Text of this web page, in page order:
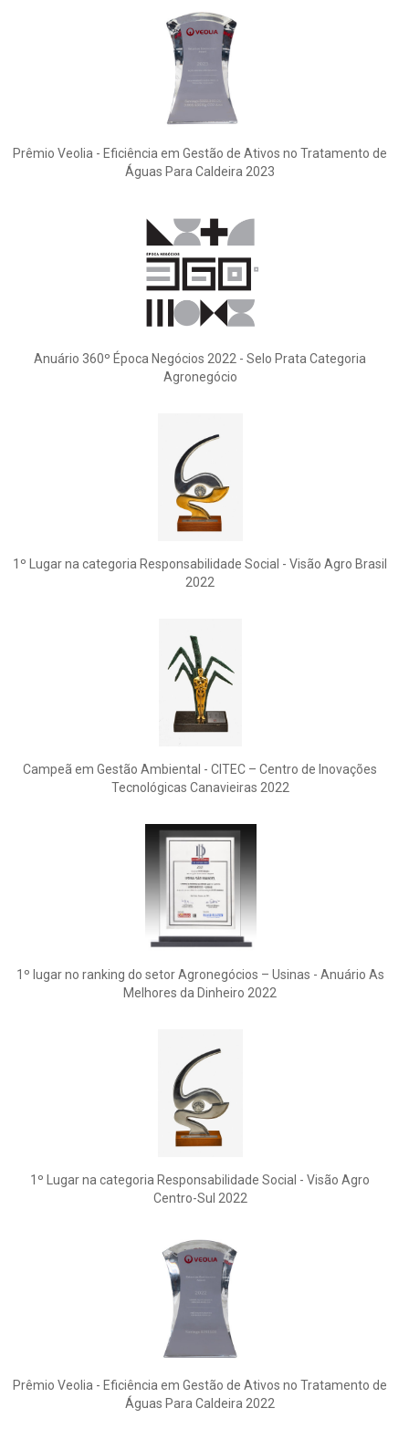
Prêmio Veolia - Eficiência em Gestão de Ativos no Tratamento de
Águas Para Caldeira 2023
Anuário 360º Época Negócios 2022 - Selo Prata Categoria
Agronegócio
1º Lugar na categoria Responsabilidade Social - Visão Agro Brasil
2022
Campeã em Gestão Ambiental - CITEC – Centro de Inovações
Tecnológicas Canavieiras 2022
1º lugar no ranking do setor Agronegócios – Usinas - Anuário As
Melhores da Dinheiro 2022
1º Lugar na categoria Responsabilidade Social - Visão Agro
Centro-Sul 2022
Prêmio Veolia - Eficiência em Gestão de Ativos no Tratamento de
Águas Para Caldeira 2022